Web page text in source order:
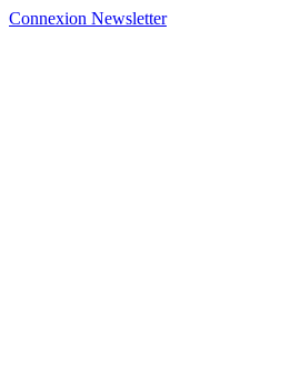
Connexion Newsletter